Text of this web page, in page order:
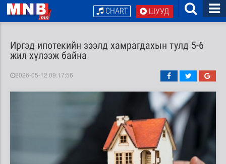
ШУУД
CHART
Иргэд ипотекийн зээлд хамрагдахын тулд 5-6
жил хүлээж байна
2026-05-12 09:17:56